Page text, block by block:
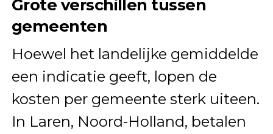
Grote verschillen tussen
gemeenten
Hoewel het landelijke gemiddelde
een indicatie geeft, lopen de
kosten per gemeente sterk uiteen.
In Laren, Noord-Holland, betalen